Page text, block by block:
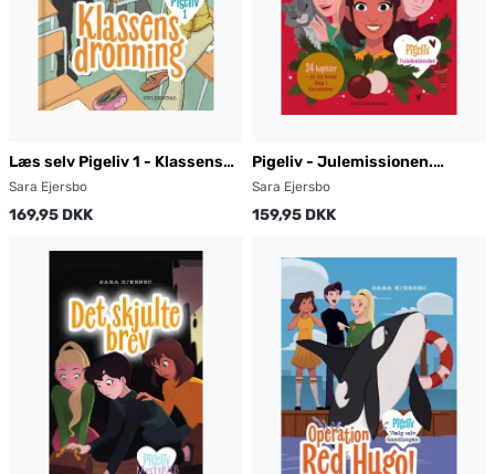
Læs selv Pigeliv 1 - Klassens
dronning
Sara Ejersbo
169,95 DKK
Pigeliv - Julemissionen.
Julekalender
Sara Ejersbo
159,95 DKK